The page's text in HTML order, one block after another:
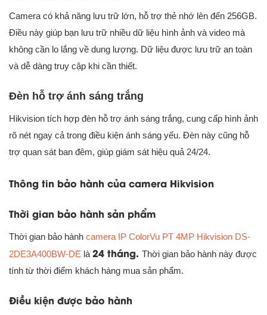
Camera có khả năng lưu trữ lớn, hỗ trợ thẻ nhớ lên đến 256GB.
Điều này giúp bạn lưu trữ nhiều dữ liệu hình ảnh và video mà
không cần lo lắng về dung lượng. Dữ liệu được lưu trữ an toàn
và dễ dàng truy cập khi cần thiết.
Đèn hỗ trợ ánh sáng trắng
Hikvision tích hợp đèn hỗ trợ ánh sáng trắng, cung cấp hình ảnh
rõ nét ngay cả trong điều kiện ánh sáng yếu. Đèn này cũng hỗ
trợ quan sát ban đêm, giúp giám sát hiệu quả 24/24.
Thông tin bảo hành của camera Hikvision
Thời gian bảo hành sản phẩm
Thời gian bảo hành camera IP ColorVu PT 4MP Hikvision DS-
2DE3A400BW-DE là 24 tháng. Thời gian bảo hành này được
tính từ thời điểm khách hàng mua sản phẩm.
Điều kiện được bảo hành